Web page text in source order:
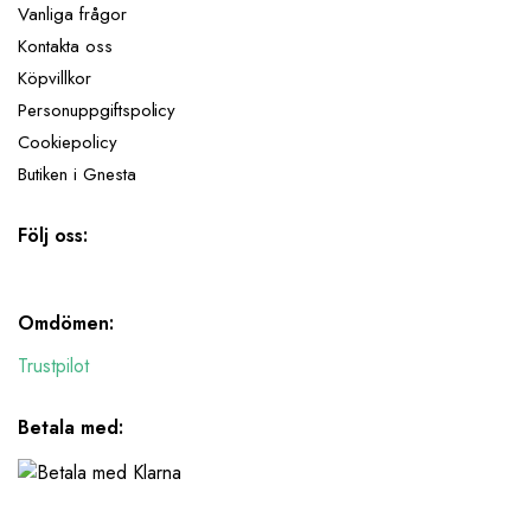
Vanliga frågor
Kontakta oss
Köpvillkor
Personuppgiftspolicy
Cookiepolicy
Butiken i Gnesta
Följ oss:
Omdömen:
Trustpilot
Betala med: